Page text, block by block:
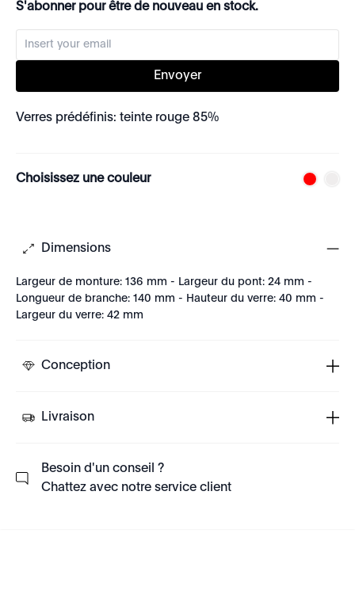
S'abonner pour être de nouveau en stock.
Envoyer
Verres prédéfinis: teinte rouge 85%
Choisissez une couleur
Dimensions
Largeur de monture: 136 mm - Largeur du pont: 24 mm -
Longueur de branche: 140 mm - Hauteur du verre: 40 mm -
Largeur du verre: 42 mm
Conception
Livraison
Besoin d'un conseil ?
Chattez avec notre service client